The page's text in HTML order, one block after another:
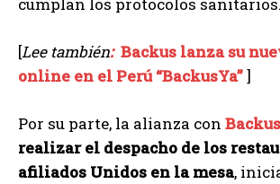
cumplan los protocolos sanitarios.
[Lee también: Backus lanza su
online en el Perú “BackusYa”]
Por su parte, la alianza con Backus
realizar el despacho de los
afiliados Unidos en la mesa,